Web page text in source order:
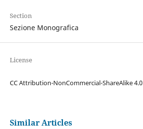
Section
Sezione Monografica
License
CC Attribution-NonCommercial-ShareAlike 4.0
Similar Articles